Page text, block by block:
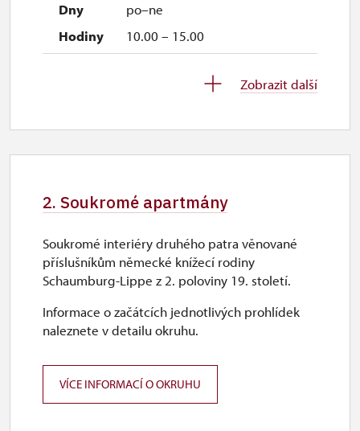
po–ne
10.00 – 15.00
Zobrazit další
2. Soukromé apartmány
Soukromé interiéry druhého patra věnované
příslušníkům německé knížecí rodiny
Schaumburg-Lippe z 2. poloviny 19. století.
Informace o začátcích jednotlivých prohlídek
naleznete v detailu okruhu.
VÍCE INFORMACÍ O OKRUHU